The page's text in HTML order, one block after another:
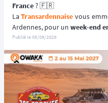
France ? 🇫🇷
La Transardennaise vous
Ardennes, pour un week-end
motos enduro, trail et trial dès
Portée par le Moto Club de
(MCCMA) depuis plus de 30
le plaisir de rouler plutôt que
😉
📆 Prochaines dates : du 19
Publié le05/08/2026